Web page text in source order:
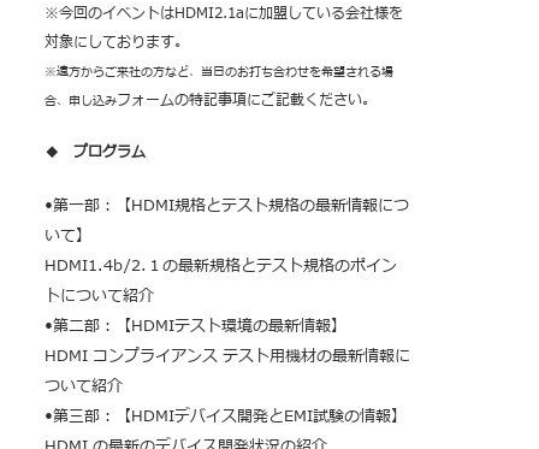
※今回のイベントはHDMI2.1aに加盟している会社様を
対象にしております。
※遠方からご来社の方など、当日のお打ち合わせを希望される場
合、申し込みフォームの特記事項にご記載ください。
◆ プログラム
•第一部：【HDMI規格とテスト規格の最新情報につ
いて】
HDMI1.4b/2.１の最新規格とテスト規格のポイン
トについて紹介
•第二部：【HDMIテスト環境の最新情報】
HDMI コンプライアンス テスト用機材の最新情報に
ついて紹介
•第三部：【HDMIデバイス開発とEMI試験の情報】